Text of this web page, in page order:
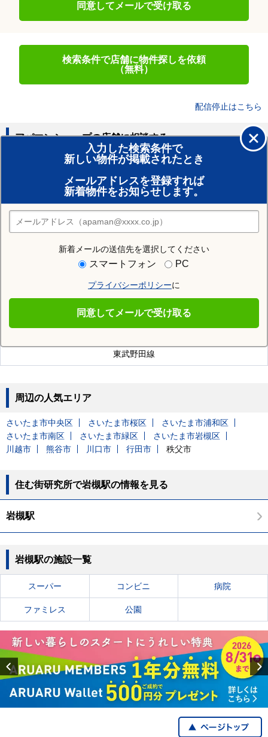
同意してメールで受け取る
検索条件で店舗に物件探しを依頼
（無料）
配信停止はこちら
入力した検索条件で
新しい物件が掲載されたとき
メールアドレスを登録すれば
新着物件をお知らせします。
新着メールの送信先を選択してください
スマートフォン PC
プライバシーポリシーに
同意してメールで受け取る
アパマンショップの店舗に相談する
賃貸のプロがお部屋探し！
おまかせ物件リクエスト
住みたい街の店舗を探す
店舗検索
東岩槻駅
岩槻駅を通る沿線
東武野田線
周辺の人気エリア
さいたま市中央区 さいたま市桜区
さいたま市浦和区
さいたま市南区
さいたま市緑区
さいたま市岩槻区
川越市
熊谷市 川口市 行田市 秩父市
住む街研究所で岩槻駅の情報を見る
岩槻駅
岩槻駅の施設一覧
スーパー コンビニ 病院
ファミレス 公園
Previous